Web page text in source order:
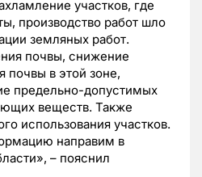
участков, где
производство работ шло
земляных работ.
почвы, снижение
почвы в этой зоне,
предельно-допустимых
веществ. Также
использования участков.
направим в
– пояснил